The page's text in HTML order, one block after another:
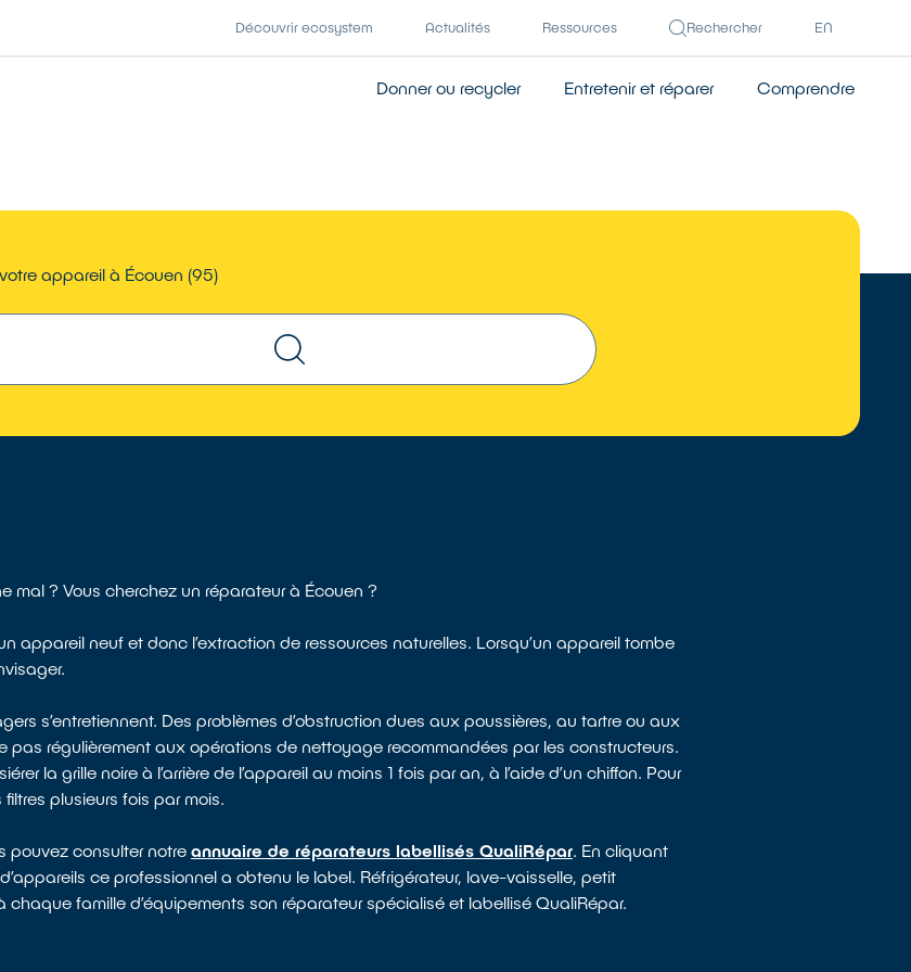
Découvrir ecosystem Actualités Ressources Rechercher EN
Donner ou recycler Entretenir et réparer Comprendre
appareil à Écouen (95)
mal ? Vous cherchez un réparateur à Écouen ?
appareil neuf et donc l’extraction de ressources naturelles. Lorsqu’un appareil tombe
s’entretiennent. Des problèmes d’obstruction dues aux poussières, au tartre ou aux
régulièrement aux opérations de nettoyage recommandées par les constructeurs.
la grille noire à l’arrière de l’appareil au moins 1 fois par an, à l’aide d’un chiffon. Pour
plusieurs fois par mois.
pouvez consulter notreannuaire de réparateurs labellisés QualiRépar. En cliquant
ce professionnel a obtenu le label. Réfrigérateur, lave-vaisselle, petit
famille d’équipements son réparateur spécialisé et labellisé QualiRépar.